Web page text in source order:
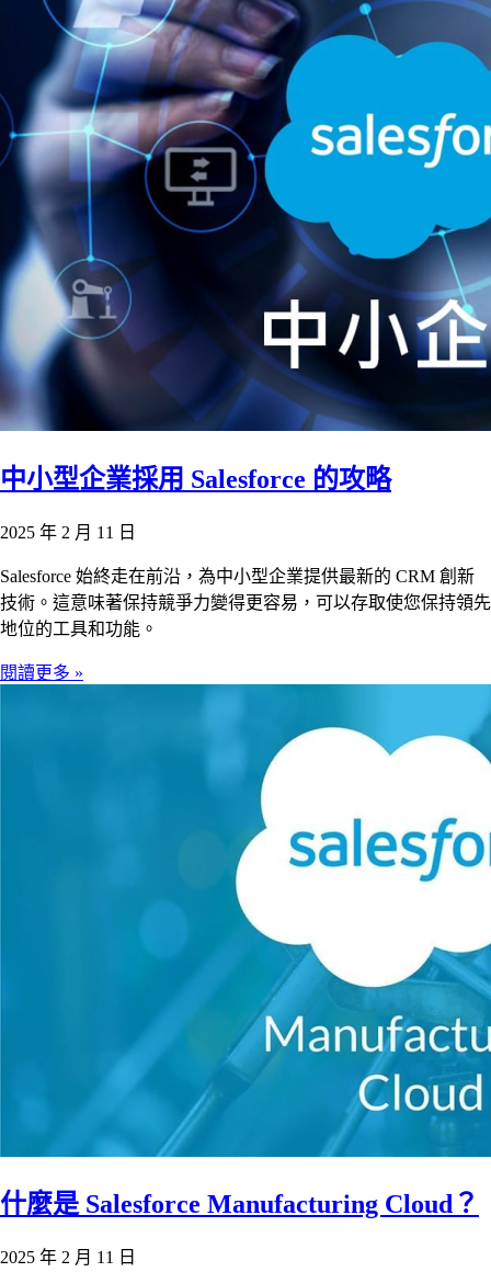
中小型企業採用 Salesforce 的攻略
2025 年 2 月 11 日
Salesforce 始終走在前沿，為中小型企業提供最新的 CRM 創新
技術。這意味著保持競爭力變得更容易，可以存取使您保持領先
地位的工具和功能。
閱讀更多 »
什麼是 Salesforce Manufacturing Cloud？
2025 年 2 月 11 日